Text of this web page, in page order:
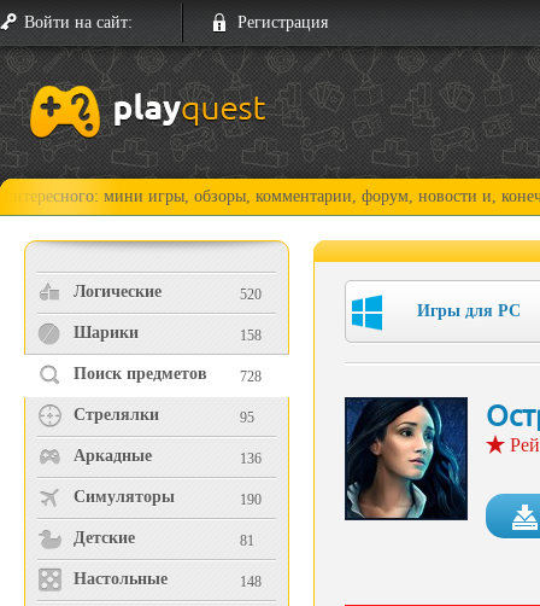
Войти на сайт: Регистрация
мини игры, обзоры, комментарии, форум, новости и, конечно,
Логические 520
Шарики 158
Поиск предметов 728
Стрелялки 95
Аркадные 136
Симуляторы 190
Детские 81
Настольные 148
Игры для PC